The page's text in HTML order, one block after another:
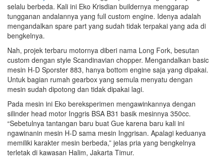
selalu berbeda. Kali ini Eko Krisdian buildernya menggarap
tungganan andalannya yang full custom engine. Idenya adalah
mengandalkan spare part yang sudah tidak terpakai yang ada di
bengkelnya.
Nah, projek terbaru motornya diberi nama Long Fork, besutan
custom dengan style Scandinavian chopper. Mengandalkan basic
mesin H-D Sporster 883, hanya bottom engine saja yang dipakai.
Untuk bagian rumah gearbox yang semula menyatu dengan
mesin sudah dipotong dan tidak dipakai lagi.
Pada mesin ini Eko bereksperimen mengawinkannya dengan
silinder head motor Inggris BSA B31 basik mesinnya 350cc.
“Sebetulnya tantangan baru buat Gue karena baru kali ini
ngawinanin mesin H-D sama mesin Inggrisan. Apalagi keduanya
memiliki karakter mesin berbeda,” jelas pria yang bengkelnya
terletak di kawasan Halim, Jakarta Timur.